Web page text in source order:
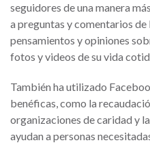
seguidores de una manera
a preguntas y comentarios de
pensamientos y opiniones
fotos y videos de su vida
También ha utilizado
benéficas, como la
organizaciones de caridad y
ayudan a personas